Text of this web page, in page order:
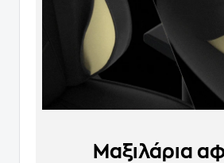
Μαξιλάρια